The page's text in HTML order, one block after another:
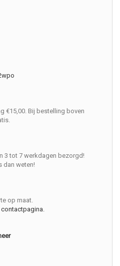
€15,00. Bij bestelling boven
3 tot 7 werkdagen bezorgd!
dan weten!
op maat.
contactpagina.